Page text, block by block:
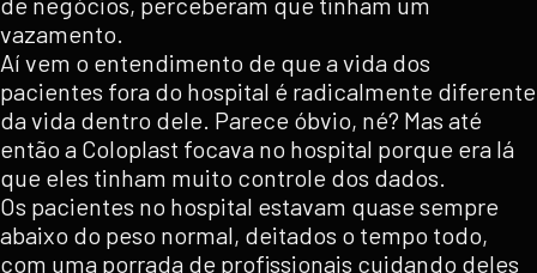
vazamento.
Aí vem o entendimento de que a vida dos
pacientes fora do hospital é radicalmente diferente
da vida dentro dele. Parece óbvio, né? Mas até
então a Coloplast focava no hospital porque era lá
que eles tinham muito controle dos dados.
Os pacientes no hospital estavam quase sempre
abaixo do peso normal, deitados o tempo todo,
com uma porrada de profissionais cuidando deles